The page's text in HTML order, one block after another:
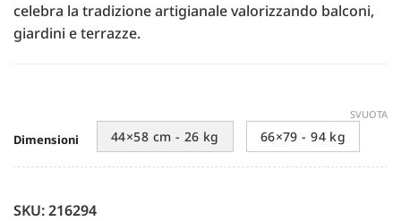
celebra la tradizione artigianale valorizzando balconi,
giardini e terrazze.
Dimensioni 44×58 cm - 26 kg 66×79 - 94 kg
SVUOTA
SKU: 216294